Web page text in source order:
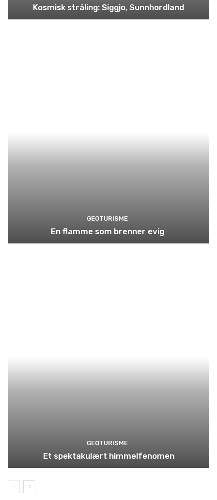
Kosmisk stråling: Siggjo, Sunnhordland
GEOTURISME
En flamme som brenner evig
GEOTURISME
Et spektakulært himmelfenomen